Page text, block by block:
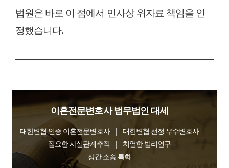
법원은 바로 이 점에서 민사상 위자료 책임을 인
정했습니다.
이혼전문변호사 법무법인 대세
대한변협 인증 이혼전문변호사 | 대한변협 선정 우수변호사
집요한 사실관계추적 | 치열한 법리연구
상간 소송 특화